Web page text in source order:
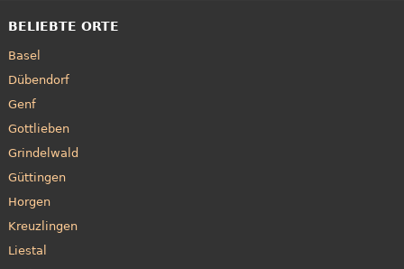
BELIEBTE ORTE
Basel
Dübendorf
Genf
Gottlieben
Grindelwald
Güttingen
Horgen
Kreuzlingen
Liestal